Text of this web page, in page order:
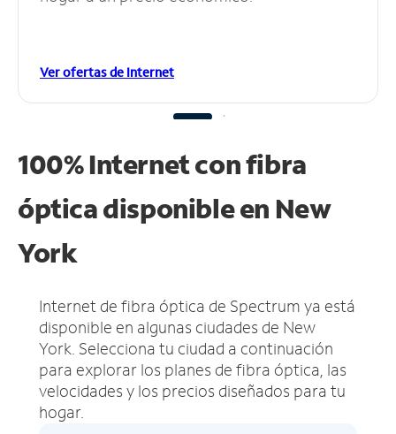
Ver ofertas de Internet
100% Internet con fibra
óptica disponible en New
York
Internet de fibra óptica de Spectrum ya está
disponible en algunas ciudades de New
York. Selecciona tu ciudad a continuación
para explorar los planes de fibra óptica, las
velocidades y los precios diseñados para tu
hogar.